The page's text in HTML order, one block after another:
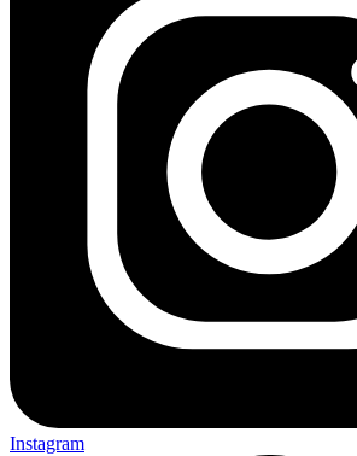
Instagram